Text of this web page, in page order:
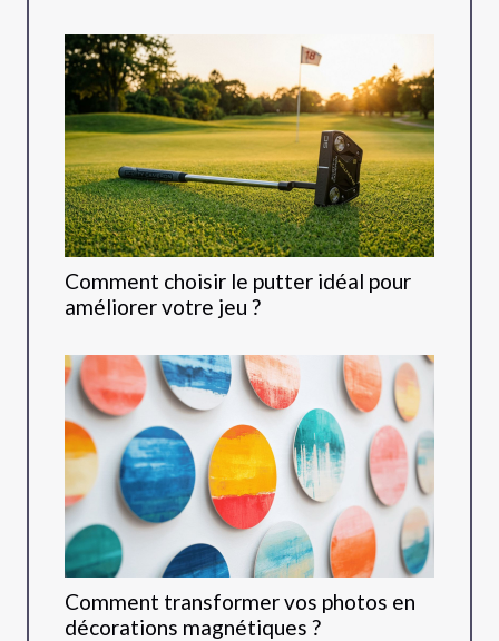
Comment choisir le putter idéal pour
améliorer votre jeu ?
Comment transformer vos photos en
décorations magnétiques ?